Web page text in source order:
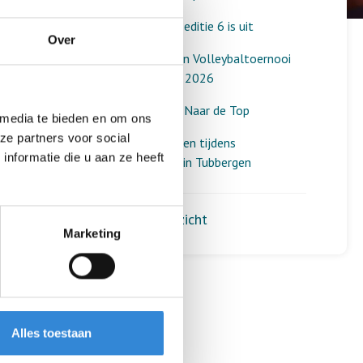
Over
te bieden en om ons
partners voor social
die u aan ze heeft
Marketing
Alles toestaan
Aardewerk verslag editie 6 is uit
Dit was het Aveleijn Volleybaltoernooi
voor medewerkers 2026
Diploma-uitreiking Naar de Top
Mooie ontmoetingen tijdens
spelletjesochtend in Tubbergen
Terug naar het overzicht